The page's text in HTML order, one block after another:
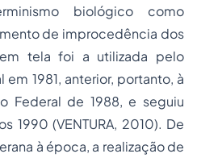
biológico como
de improcedência dos
tela foi a utilizada pelo
em 1981, anterior, portanto, à
Federal de 1988, e seguiu
1990 (VENTURA, 2010). De
à época, a realização de